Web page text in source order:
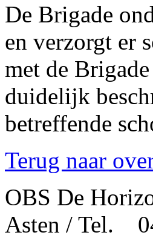
De Brigade
en verzorgt er
met de
duidelijk
betreffende
Terug naar
OBS De
Asten / Tel.